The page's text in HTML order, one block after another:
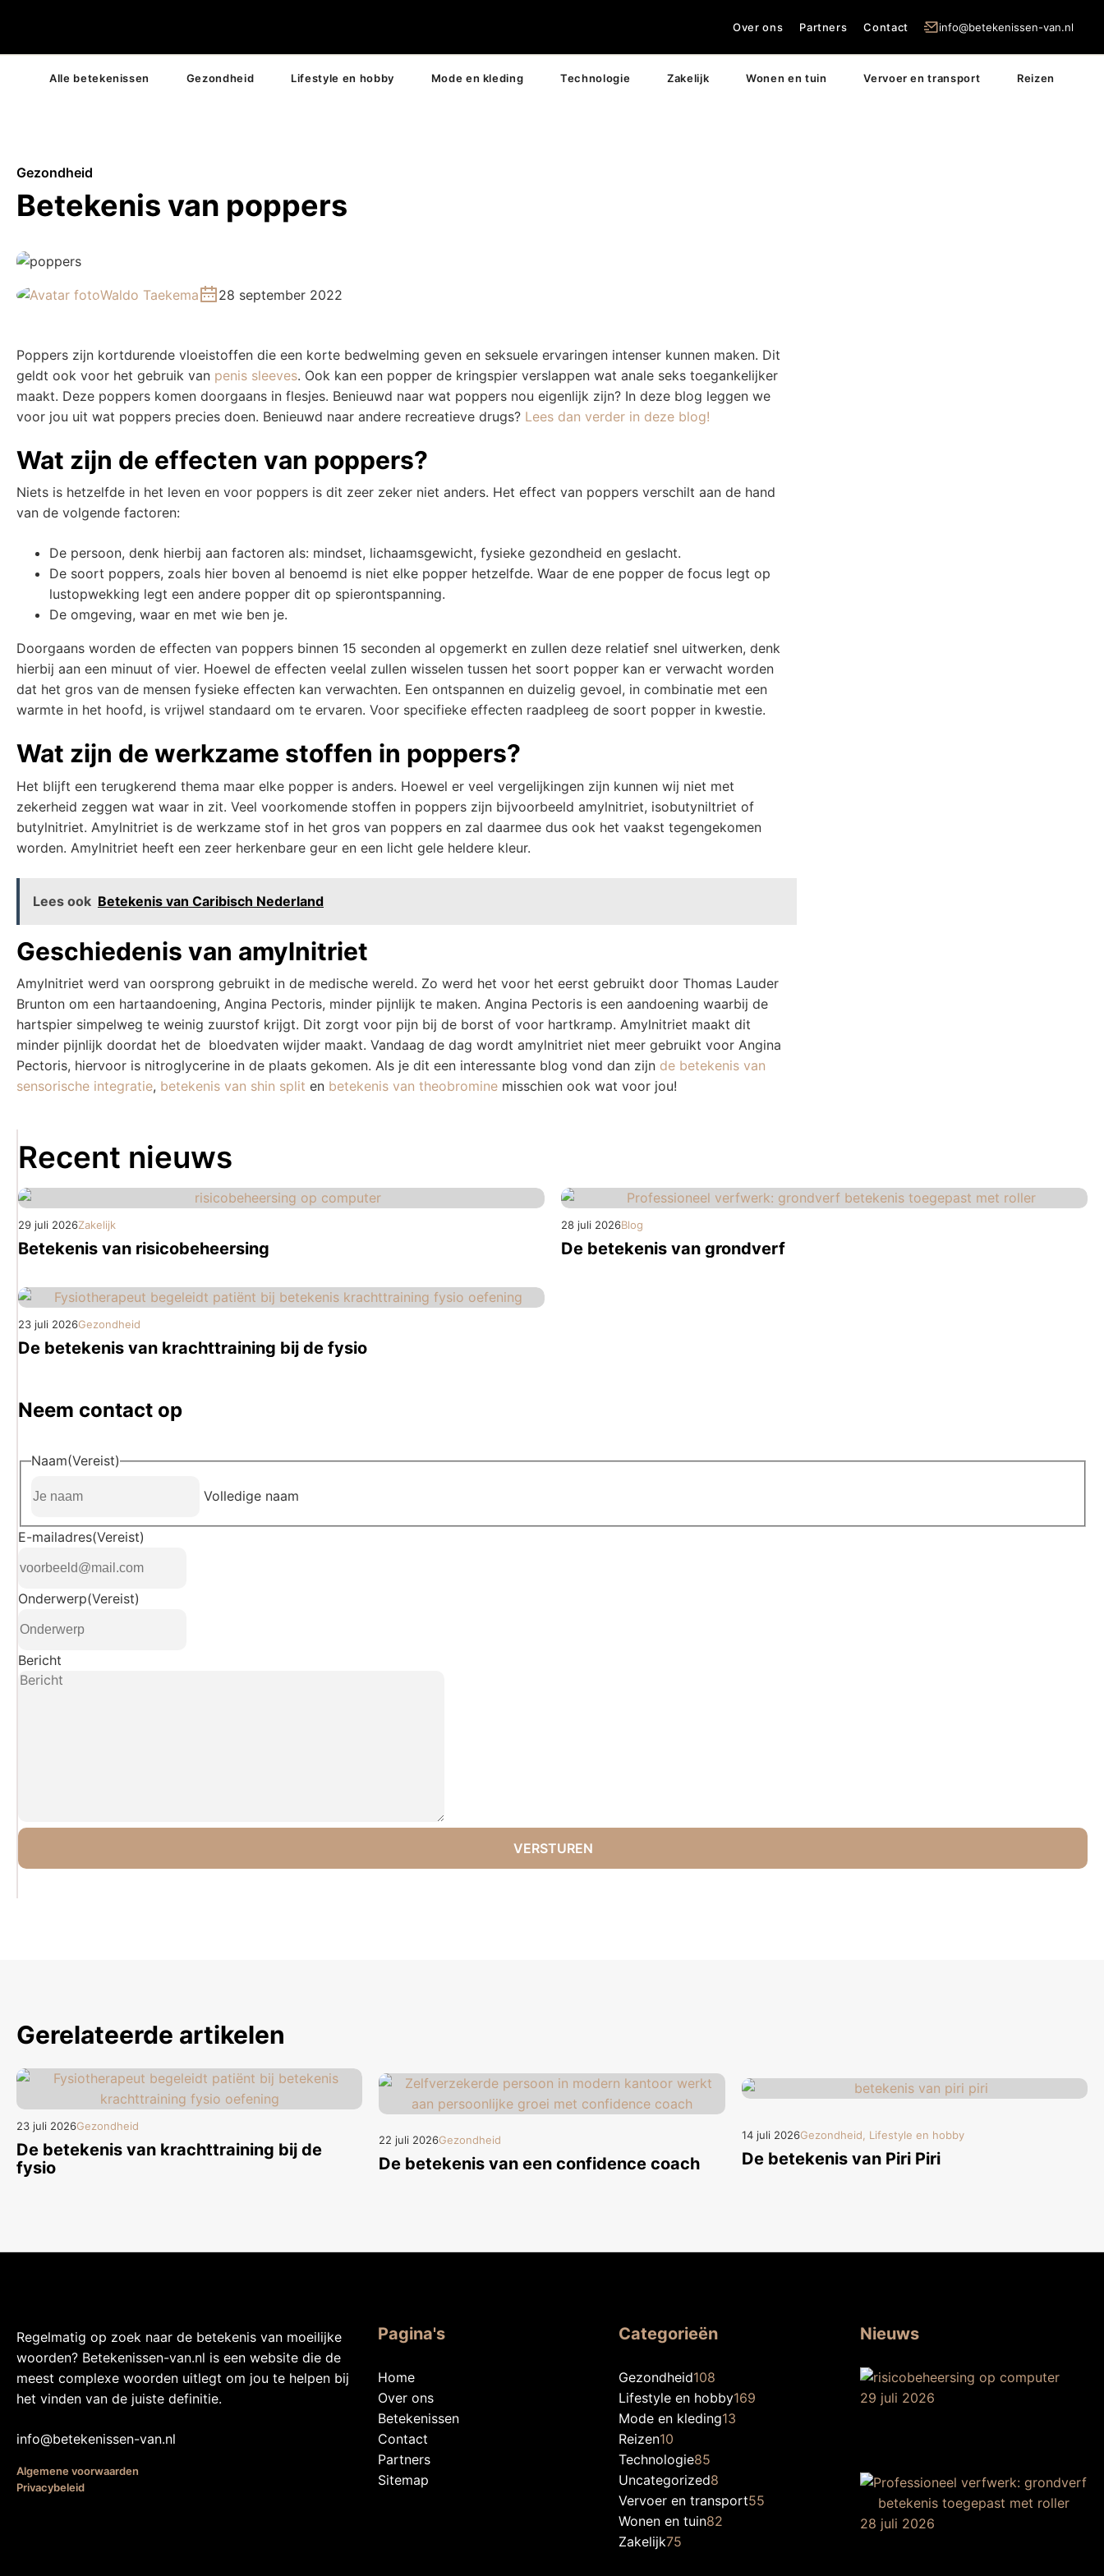
Over ons Partners Contact info@betekenissen-van.nl
Alle betekenissen Gezondheid Lifestyle en hobby Mode en kleding Technologie Zakelijk Wonen en tuin Vervoer en transport Reizen
Gezondheid
Betekenis van poppers
Waldo Taekema 28 september 2022
Poppers zijn kortdurende vloeistoffen die een korte bedwelming geven en seksuele ervaringen intenser kunnen maken. Dit
geldt ook voor het gebruik van penis sleeves. Ook kan een popper de kringspier verslappen wat anale seks toegankelijker
maakt. Deze poppers komen doorgaans in flesjes. Benieuwd naar wat poppers nou eigenlijk zijn? In deze blog leggen we
voor jou uit wat poppers precies doen. Benieuwd naar andere recreatieve drugs? Lees dan verder in deze blog!
Wat zijn de effecten van poppers?
Niets is hetzelfde in het leven en voor poppers is dit zeer zeker niet anders. Het effect van poppers verschilt aan de hand
van de volgende factoren:
De persoon, denk hierbij aan factoren als: mindset, lichaamsgewicht, fysieke gezondheid en geslacht.
De soort poppers, zoals hier boven al benoemd is niet elke popper hetzelfde. Waar de ene popper de focus legt op
lustopwekking legt een andere popper dit op spierontspanning.
De omgeving, waar en met wie ben je.
Doorgaans worden de effecten van poppers binnen 15 seconden al opgemerkt en zullen deze relatief snel uitwerken, denk
hierbij aan een minuut of vier. Hoewel de effecten veelal zullen wisselen tussen het soort popper kan er verwacht worden
dat het gros van de mensen fysieke effecten kan verwachten. Een ontspannen en duizelig gevoel, in combinatie met een
warmte in het hoofd, is vrijwel standaard om te ervaren. Voor specifieke effecten raadpleeg de soort popper in kwestie.
Wat zijn de werkzame stoffen in poppers?
Het blijft een terugkerend thema maar elke popper is anders. Hoewel er veel vergelijkingen zijn kunnen wij niet met
zekerheid zeggen wat waar in zit. Veel voorkomende stoffen in poppers zijn bijvoorbeeld amylnitriet, isobutyniltriet of
butylnitriet. Amylnitriet is de werkzame stof in het gros van poppers en zal daarmee dus ook het vaakst tegengekomen
worden. Amylnitriet heeft een zeer herkenbare geur en een licht gele heldere kleur.
Lees ook Betekenis van Caribisch Nederland
Geschiedenis van amylnitriet
Amylnitriet werd van oorsprong gebruikt in de medische wereld. Zo werd het voor het eerst gebruikt door Thomas Lauder
Brunton om een hartaandoening, Angina Pectoris, minder pijnlijk te maken. Angina Pectoris is een aandoening waarbij de
hartspier simpelweg te weinig zuurstof krijgt. Dit zorgt voor pijn bij de borst of voor hartkramp. Amylnitriet maakt dit
minder pijnlijk doordat het de bloedvaten wijder maakt. Vandaag de dag wordt amylnitriet niet meer gebruikt voor Angina
Pectoris, hiervoor is nitroglycerine in de plaats gekomen. Als je dit een interessante blog vond dan zijn de betekenis van
sensorische integratie, betekenis van shin split en betekenis van theobromine misschien ook wat voor jou!
Recent nieuws
29 juli 2026Zakelijk
Betekenis van risicobeheersing
28 juli 2026Blog
De betekenis van grondverf
23 juli 2026Gezondheid
De betekenis van krachttraining bij de fysio
Neem contact op
Naam(Vereist)
Volledige naam
E-mailadres(Vereist)
Onderwerp(Vereist)
Bericht
Gerelateerde artikelen
23 juli 2026Gezondheid
De betekenis van krachttraining bij de
fysio
22 juli 2026Gezondheid
De betekenis van een confidence coach
14 juli 2026Gezondheid, Lifestyle en hobby
De betekenis van Piri Piri
Regelmatig op zoek naar de betekenis van moeilijke
woorden? Betekenissen-van.nl is een website die de
meest complexe woorden uitlegt om jou te helpen bij
het vinden van de juiste definitie.
info@betekenissen-van.nl
Algemene voorwaarden
Privacybeleid
Pagina's
Home
Over ons
Betekenissen
Contact
Partners
Sitemap
Categorieën
Gezondheid108
Lifestyle en hobby169
Mode en kleding13
Reizen10
Technologie85
Uncategorized8
Vervoer en transport55
Wonen en tuin82
Zakelijk75
Nieuws
29 juli 2026
28 juli 2026